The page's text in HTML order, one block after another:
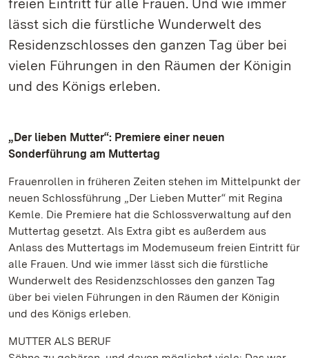
freien Eintritt für alle Frauen. Und wie immer
lässt sich die fürstliche Wunderwelt des
Residenzschlosses den ganzen Tag über bei
vielen Führungen in den Räumen der Königin
und des Königs erleben.
„Der lieben Mutter“: Premiere einer neuen
Sonderführung am Muttertag
Frauenrollen in früheren Zeiten stehen im Mittelpunkt der
neuen Schlossführung „Der Lieben Mutter“ mit Regina
Kemle. Die Premiere hat die Schlossverwaltung auf den
Muttertag gesetzt. Als Extra gibt es außerdem aus
Anlass des Muttertags im Modemuseum freien Eintritt für
alle Frauen. Und wie immer lässt sich die fürstliche
Wunderwelt des Residenzschlosses den ganzen Tag
über bei vielen Führungen in den Räumen der Königin
und des Königs erleben.
MUTTER ALS BERUF